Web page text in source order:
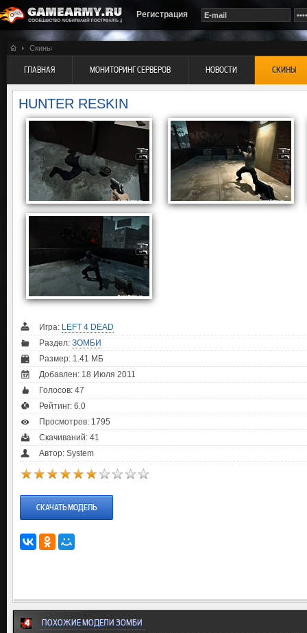
Регистрация
Скины
ГЛАВНАЯ МОНИТОРИНГ СЕРВЕРОВ НОВОСТИ СКИНЫ
HUNTER RESKIN
Игра: LEFT 4 DEAD
Раздел: ЗОМБИ
Размер: 1.41 МБ
Добавлен: 18 Июля 2011
Голосов: 47
Рейтинг: 6.0
Просмотров: 1795
Скачиваний: 41
Автор: System
СКАЧАТЬ МОДЕЛЬ
ПОХОЖИЕ МОДЕЛИ ЗОМБИ